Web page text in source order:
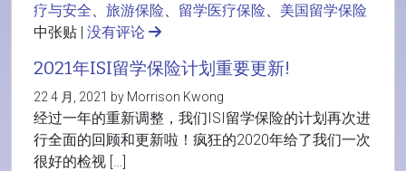
疗与安全、 旅游保险、 留学医疗保险、 美国留学保险
中张贴 | 没有评论
2021年ISI留学保险计划重要更新!
22 4 月, 2021 by Morrison Kwong
经过一年的重新调整，我们ISI留学保险的计划再次进
行全面的回顾和更新啦！疯狂的2020年给了我们一次
很好的检视 […]